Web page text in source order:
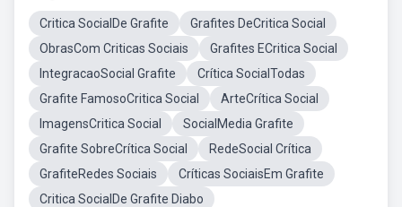
Critica SocialDe Grafite
Grafites DeCritica Social
ObrasCom Criticas Sociais
Grafites ECritica Social
IntegracaoSocial Grafite
Crítica SocialTodas
Grafite FamosoCritica Social
ArteCrítica Social
ImagensCritica Social
SocialMedia Grafite
Grafite SobreCrítica Social
RedeSocial Crítica
GrafiteRedes Sociais
Críticas SociaisEm Grafite
Critica SocialDe Grafite Diabo